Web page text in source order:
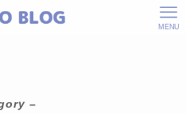
MENU
–